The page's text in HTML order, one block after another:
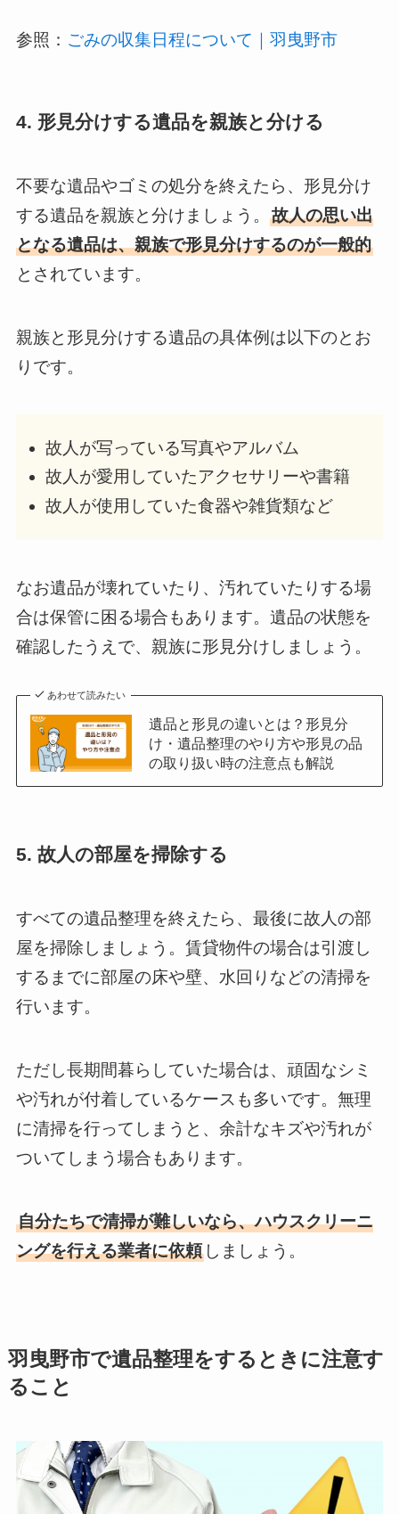
参照： ごみの収集日程について｜羽曳野市
4. 形見分けする遺品を親族と分ける
不要な遺品やゴミの処分を終えたら、形見分け
する遺品を親族と分けましょう。 故人の思い出
となる遺品は、親族で形見分けするのが一般的
とされています。
親族と形見分けする遺品の具体例は以下のとお
りです。
故人が写っている写真やアルバム
故人が愛用していたアクセサリーや書籍
故人が使用していた食器や雑貨類など
なお遺品が壊れていたり、汚れていたりする場
合は保管に困る場合もあります。遺品の状態を
確認したうえで、親族に形見分けしましょう。
あわせて読みたい
遺品と形見の違いとは？形見分
け・遺品整理のやり方や形見の品
の取り扱い時の注意点も解説
5. 故人の部屋を掃除する
すべての遺品整理を終えたら、最後に故人の部
屋を掃除しましょう。賃貸物件の場合は引渡し
するまでに部屋の床や壁、水回りなどの清掃を
行います。
ただし長期間暮らしていた場合は、頑固なシミ
や汚れが付着しているケースも多いです。無理
に清掃を行ってしまうと、余計なキズや汚れが
ついてしまう場合もあります。
自分たちで清掃が難しいなら、ハウスクリーニ
ングを行える業者に依頼しましょう。
羽曳野市で遺品整理をするときに注意す
ること